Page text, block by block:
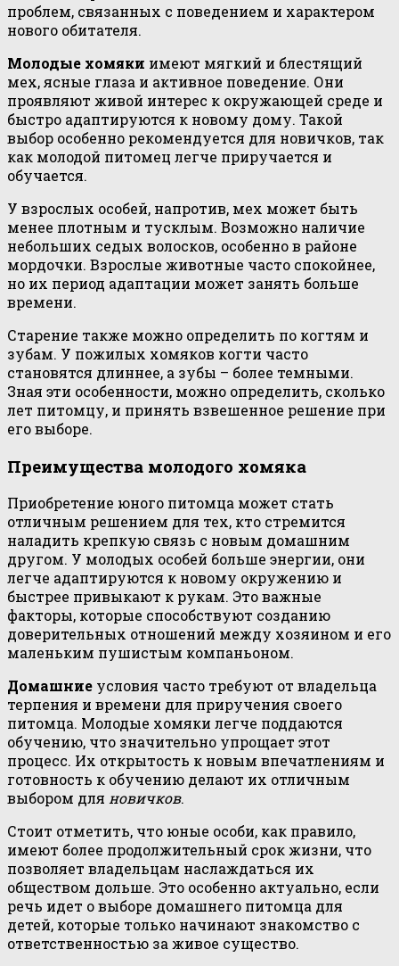
проблем, связанных с поведением и характером
нового обитателя.
Молодые хомяки имеют мягкий и блестящий
мех, ясные глаза и активное поведение. Они
проявляют живой интерес к окружающей среде и
быстро адаптируются к новому дому. Такой
выбор особенно рекомендуется для новичков, так
как молодой питомец легче приручается и
обучается.
У взрослых особей, напротив, мех может быть
менее плотным и тусклым. Возможно наличие
небольших седых волосков, особенно в районе
мордочки. Взрослые животные часто спокойнее,
но их период адаптации может занять больше
времени.
Старение также можно определить по когтям и
зубам. У пожилых хомяков когти часто
становятся длиннее, а зубы – более темными.
Зная эти особенности, можно определить, сколько
лет питомцу, и принять взвешенное решение при
его выборе.
Преимущества молодого хомяка
Приобретение юного питомца может стать
отличным решением для тех, кто стремится
наладить крепкую связь с новым домашним
другом. У молодых особей больше энергии, они
легче адаптируются к новому окружению и
быстрее привыкают к рукам. Это важные
факторы, которые способствуют созданию
доверительных отношений между хозяином и его
маленьким пушистым компаньоном.
Домашние условия часто требуют от владельца
терпения и времени для приручения своего
питомца. Молодые хомяки легче поддаются
обучению, что значительно упрощает этот
процесс. Их открытость к новым впечатлениям и
готовность к обучению делают их отличным
выбором для новичков.
Стоит отметить, что юные особи, как правило,
имеют более продолжительный срок жизни, что
позволяет владельцам наслаждаться их
обществом дольше. Это особенно актуально, если
речь идет о выборе домашнего питомца для
детей, которые только начинают знакомство с
ответственностью за живое существо.